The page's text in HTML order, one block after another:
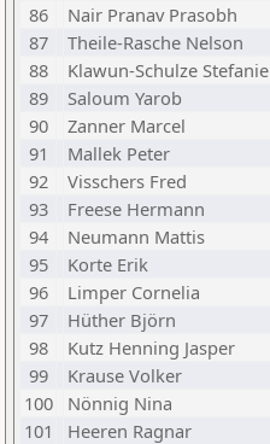
86
Nair Pranav Prasobh
87
Theile-Rasche Nelson
88
Klawun-Schulze Stefanie
89
Saloum Yarob
90
Zanner Marcel
91
Mallek Peter
92
Visschers Fred
93
Freese Hermann
94
Neumann Mattis
95
Korte Erik
96
Limper Cornelia
97
Hüther Björn
98
Kutz Henning Jasper
99
Krause Volker
100
Nönnig Nina
101
Heeren Ragnar